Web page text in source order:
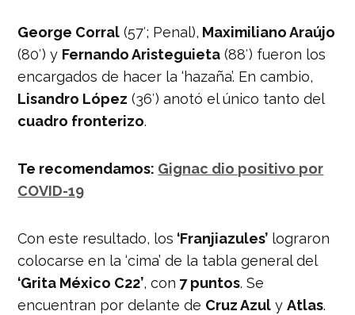
George Corral (57′; Penal), Maximiliano Araújo
(80′) y Fernando Aristeguieta (88′) fueron los
encargados de hacer la ‘hazaña’. En cambio,
Lisandro López (36′) anotó el único tanto del
cuadro fronterizo.
Te recomendamos: Gignac dio positivo por
COVID-19
Con este resultado, los ‘Franjiazules’ lograron
colocarse en la ‘cima’ de la tabla general del
‘Grita México C22’, con 7 puntos. Se
encuentran por delante de Cruz Azul yAtlas.